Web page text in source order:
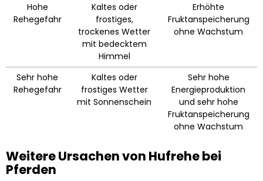
Hohe
Rehegefahr
Kaltes oder
frostiges,
trockenes Wetter
mit bedecktem
Himmel
Erhöhte
Fruktanspeicherung
ohne Wachstum
Sehr hohe
Rehegefahr
Kaltes oder
frostiges Wetter
mit Sonnenschein
Sehr hohe
Energieproduktion
und sehr hohe
Fruktanspeicherung
ohne Wachstum
Weitere Ursachen von Hufrehe bei
Pferden